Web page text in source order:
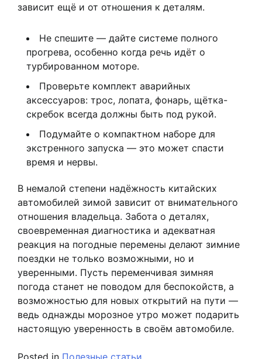
зависит ещё и от отношения к деталям.
Не спешите — дайте системе полного
прогрева, особенно когда речь идёт о
турбированном моторе.
Проверьте комплект аварийных
аксессуаров: трос, лопата, фонарь, щётка-
скребок всегда должны быть под рукой.
Подумайте о компактном наборе для
экстренного запуска — это может спасти
время и нервы.
В немалой степени надёжность китайских
автомобилей зимой зависит от внимательного
отношения владельца. Забота о деталях,
своевременная диагностика и адекватная
реакция на погодные перемены делают зимние
поездки не только возможными, но и
уверенными. Пусть переменчивая зимняя
погода станет не поводом для беспокойств, а
возможностью для новых открытий на пути —
ведь однажды морозное утро может подарить
настоящую уверенность в своём автомобиле.
Posted in Полезные статьи